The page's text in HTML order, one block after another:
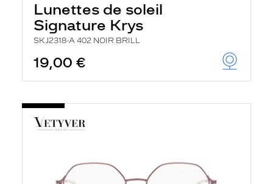
Lunettes de soleil
Signature Krys
SKJ2318-A 402 NOIR BRILL
19,00 €